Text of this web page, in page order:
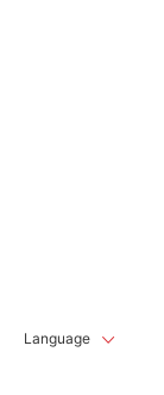
Language